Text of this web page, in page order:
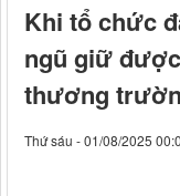
Khi tổ chức
ngũ giữ
thương
Thứ sáu - 01/08/2025